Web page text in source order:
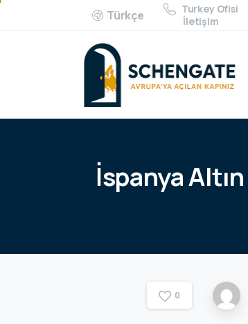
Türkçe
Turkey Ofisi
İletişim
İspanyaAltın
0